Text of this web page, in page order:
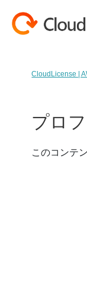
CloudLicense |
プロ
このコンテ